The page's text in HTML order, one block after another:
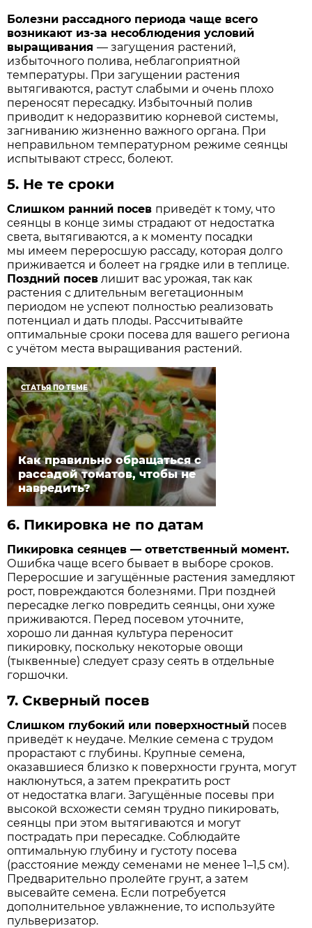
Болезни рассадного периода чаще всего
возникают из-за несоблюдения условий
выращивания— загущения растений,
избыточного полива, неблагоприятной
температуры. При загущении растения
вытягиваются, растут слабыми и очень плохо
переносят пересадку. Избыточный полив
приводит к недоразвитию корневой системы,
загниванию жизненно важного органа. При
неправильном температурном режиме сеянцы
испытывают стресс, болеют.
5. Не те сроки
Слишком ранний посев приведёт к тому, что
сеянцы в конце зимы страдают от недостатка
света, вытягиваются, а к моменту посадки
мы имеем переросшую рассаду, которая долго
приживается и болеет на грядке или в теплице.
Поздний посев лишит вас урожая, так как
растения с длительным вегетационным
периодом не успеют полностью реализовать
потенциал и дать плоды. Рассчитывайте
оптимальные сроки посева для вашего региона
с учётом места выращивания растений.
СТАТЬЯ ПО ТЕМЕ
Как правильно обращаться с
рассадой томатов, чтобы не
навредить?
6. Пикировка не по датам
Пикировка сеянцев — ответственный момент.
Ошибка чаще всего бывает в выборе сроков.
Переросшие и загущённые растения замедляют
рост, повреждаются болезнями. При поздней
пересадке легко повредить сеянцы, они хуже
приживаются. Перед посевом уточните,
хорошо ли данная культура переносит
пикировку, поскольку некоторые овощи
(тыквенные) следует сразу сеять в отдельные
горшочки.
7.Скверный посев
Слишком глубокий или поверхностный посев
приведёт к неудаче. Мелкие семена с трудом
прорастают с глубины. Крупные семена,
оказавшиеся близко к поверхности грунта, могут
наклюнуться, а затем прекратить рост
от недостатка влаги. Загущённые посевы при
высокой всхожести семян трудно пикировать,
сеянцы при этом вытягиваются и могут
пострадать при пересадке. Соблюдайте
оптимальную глубину и густоту посева
(расстояние между семенами не менее 1–1,5 см).
Предварительно пролейте грунт, а затем
высевайте семена. Если потребуется
дополнительное увлажнение, то используйте
пульверизатор.